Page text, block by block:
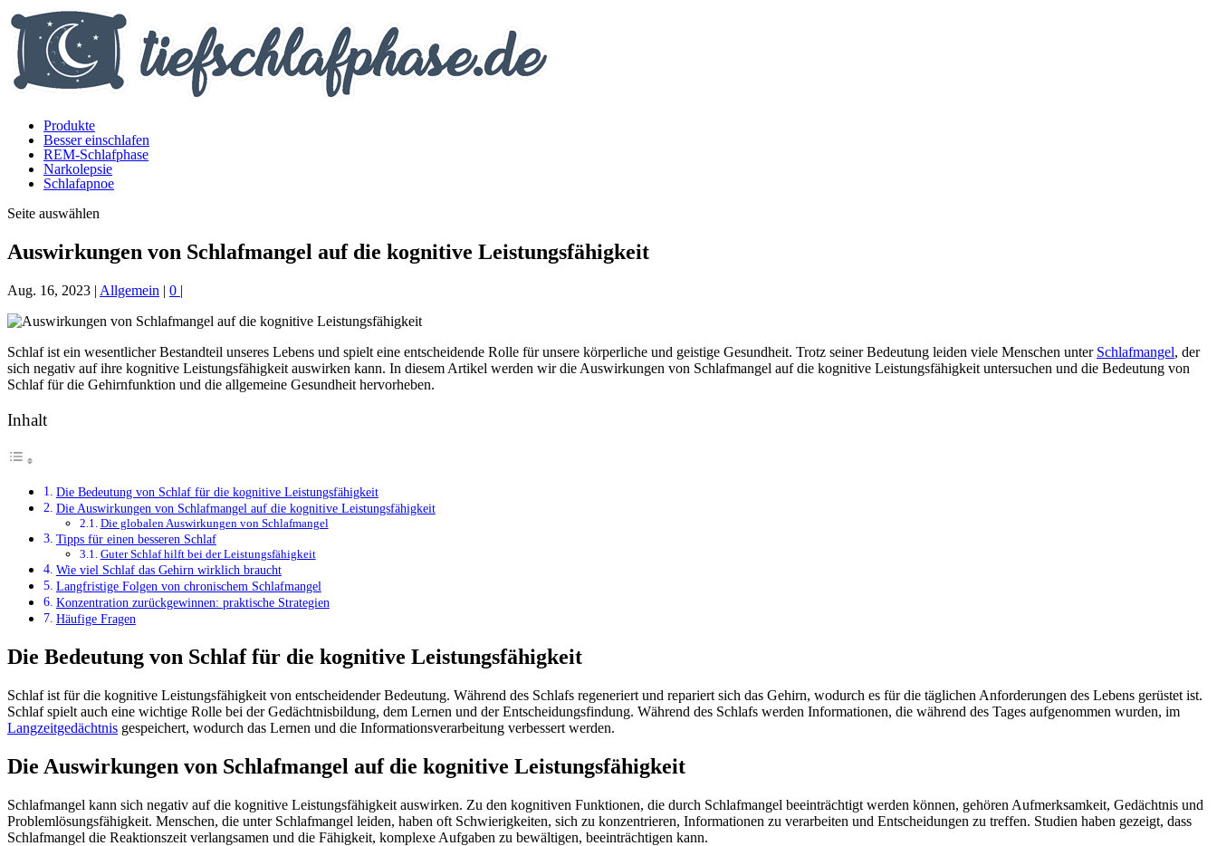
Produkte
Besser einschlafen
REM-Schlafphase
Narkolepsie
Schlafapnoe
Seite auswählen
Auswirkungen von Schlafmangel auf die kognitive Leistungsfähigkeit
Aug. 16, 2023 | Allgemein | 0 |
Schlaf ist ein wesentlicher Bestandteil unseres Lebens und spielt eine entscheidende Rolle für unsere körperliche und geistige Gesundheit. Trotz seiner Bedeutung leiden viele Menschen unter Schlafmangel, der
sich negativ auf ihre kognitive Leistungsfähigkeit auswirken kann. In diesem Artikel werden wir die Auswirkungen von Schlafmangel auf die kognitive Leistungsfähigkeit untersuchen und die Bedeutung von
Schlaf für die Gehirnfunktion und die allgemeine Gesundheit hervorheben.
Inhalt
Die Bedeutung von Schlaf für die kognitive Leistungsfähigkeit
Die Auswirkungen von Schlafmangel auf die kognitive Leistungsfähigkeit
Die globalen Auswirkungen von Schlafmangel
Tipps für einen besseren Schlaf
Guter Schlaf hilft bei der Leistungsfähigkeit
Wie viel Schlaf das Gehirn wirklich braucht
Langfristige Folgen von chronischem Schlafmangel
Konzentration zurückgewinnen: praktische Strategien
Häufige Fragen
Die Bedeutung von Schlaf für die kognitive Leistungsfähigkeit
Schlaf ist für die kognitive Leistungsfähigkeit von entscheidender Bedeutung. Während des Schlafs regeneriert und repariert sich das Gehirn, wodurch es für die täglichen Anforderungen des Lebens gerüstet ist.
Schlaf spielt auch eine wichtige Rolle bei der Gedächtnisbildung, dem Lernen und der Entscheidungsfindung. Während des Schlafs werden Informationen, die während des Tages aufgenommen wurden, im
Langzeitgedächtnis gespeichert, wodurch das Lernen und die Informationsverarbeitung verbessert werden.
Die Auswirkungen von Schlafmangel auf die kognitive Leistungsfähigkeit
Schlafmangel kann sich negativ auf die kognitive Leistungsfähigkeit auswirken. Zu den kognitiven Funktionen, die durch Schlafmangel beeinträchtigt werden können, gehören Aufmerksamkeit, Gedächtnis und
Problemlösungsfähigkeit. Menschen, die unter Schlafmangel leiden, haben oft Schwierigkeiten, sich zu konzentrieren, Informationen zu verarbeiten und Entscheidungen zu treffen. Studien haben gezeigt, dass
Schlafmangel die Reaktionszeit verlangsamen und die Fähigkeit, komplexe Aufgaben zu bewältigen, beeinträchtigen kann.